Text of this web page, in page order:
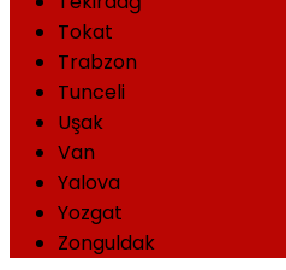
Tokat
Trabzon
Tunceli
Uşak
Van
Yalova
Yozgat
Zonguldak